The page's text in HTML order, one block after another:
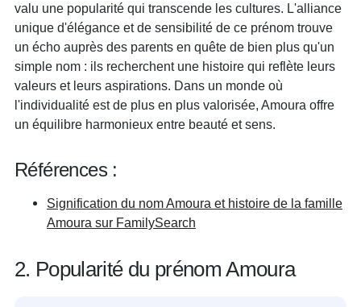
valu une popularité qui transcende les cultures. L'alliance
unique d'élégance et de sensibilité de ce prénom trouve
un écho auprès des parents en quête de bien plus qu'un
simple nom : ils recherchent une histoire qui reflète leurs
valeurs et leurs aspirations. Dans un monde où
l'individualité est de plus en plus valorisée, Amoura offre
un équilibre harmonieux entre beauté et sens.
Références :
Signification du nom Amoura et histoire de la famille
Amoura sur FamilySearch
2. Popularité du prénom Amoura